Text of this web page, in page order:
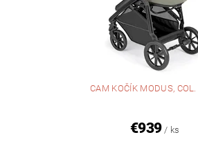
CAM KOČÍK MODUS,
€939 / ks